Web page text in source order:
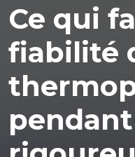
Ce qui
fiabilité